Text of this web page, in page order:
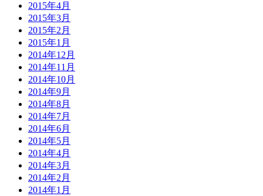
2015年4月
2015年3月
2015年2月
2015年1月
2014年12月
2014年11月
2014年10月
2014年9月
2014年8月
2014年7月
2014年6月
2014年5月
2014年4月
2014年3月
2014年2月
2014年1月